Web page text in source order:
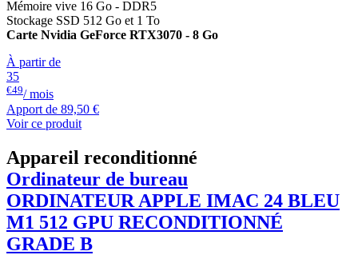
Mémoire vive 16 Go - DDR5
Stockage SSD 512 Go et 1 To
Carte Nvidia GeForce RTX3070 - 8 Go
À partir de
35
€49/ mois
Apport de 89,50 €
Voir ce produit
Appareil reconditionné
Ordinateur de bureau
ORDINATEUR APPLE IMAC 24 BLEU
M1 512 GPU RECONDITIONNÉ
GRADE B